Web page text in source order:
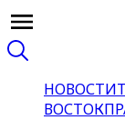
НОВОСТИ
ВОСТОК